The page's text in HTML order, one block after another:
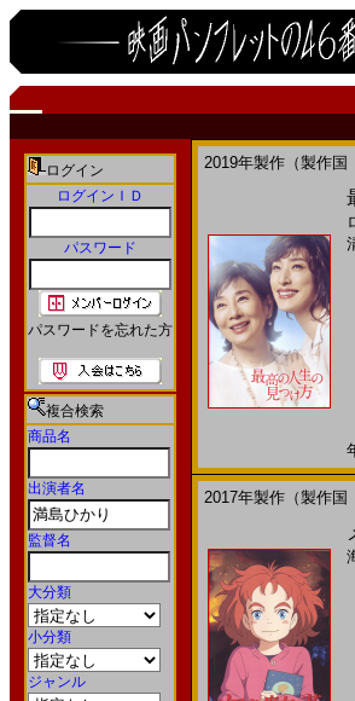
ログイン
ログインＩＤ
パスワード
パスワードを忘れた方
複合検索
商品名
出演者名
監督名
大分類
小分類
ジャンル
2019年製作（製作国
2017年製作（製作国